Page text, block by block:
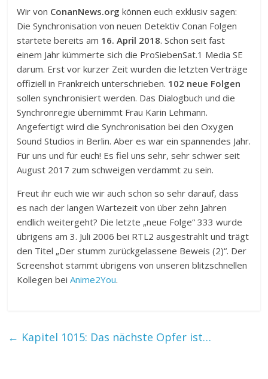
Wir von ConanNews.org können euch exklusiv sagen:
Die Synchronisation von neuen Detektiv Conan Folgen
startete bereits am 16. April 2018. Schon seit fast
einem Jahr kümmerte sich die ProSiebenSat.1 Media SE
darum. Erst vor kurzer Zeit wurden die letzten Verträge
offiziell in Frankreich unterschrieben. 102 neue Folgen
sollen synchronisiert werden. Das Dialogbuch und die
Synchronregie übernimmt Frau Karin Lehmann.
Angefertigt wird die Synchronisation bei den Oxygen
Sound Studios in Berlin. Aber es war ein spannendes Jahr.
Für uns und für euch! Es fiel uns sehr, sehr schwer seit
August 2017 zum schweigen verdammt zu sein.
Freut ihr euch wie wir auch schon so sehr darauf, dass
es nach der langen Wartezeit von über zehn Jahren
endlich weitergeht? Die letzte „neue Folge“ 333 wurde
übrigens am 3. Juli 2006 bei RTL2 ausgestrahlt und trägt
den Titel „Der stumm zurückgelassene Beweis (2)“. Der
Screenshot stammt übrigens von unseren blitzschnellen
Kollegen beiAnime2You.
← Kapitel 1015: Das nächste Opfer ist…